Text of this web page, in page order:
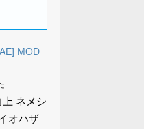
MOD
ネメシ
オハザ